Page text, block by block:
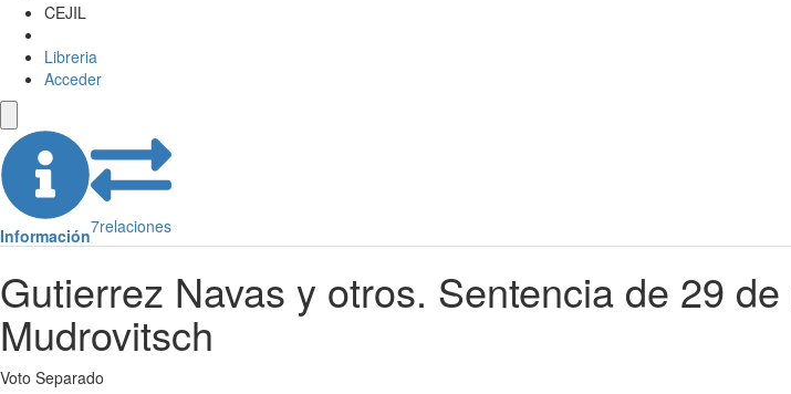
CEJIL
Libreria
Acceder
Información7relaciones
Gutierrez Navas y otros. Sentencia de 29
Mudrovitsch
Voto Separado